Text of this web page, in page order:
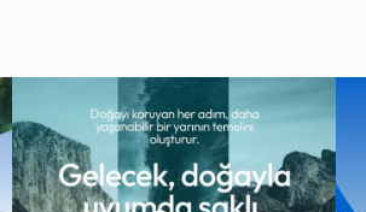
Gelecek, doğayla uyum içinde atılan
adımlarla...
0